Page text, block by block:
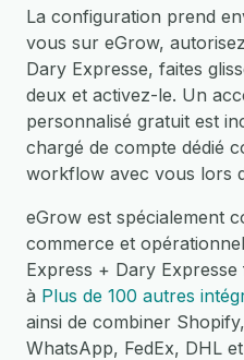
La configuration prend
vous sur eGrow,
Dary Expresse, faites
deux et activez-le. Un
personnalisé gratuit est
chargé de compte dédié
workflow avec vous lors
eGrow est spécialement
commerce et
Express + Dary
à Plus de 100 autres
ainsi de combiner
WhatsApp, FedEx, DHL